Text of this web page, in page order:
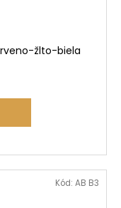
žlto-biela
Kód: AB B3